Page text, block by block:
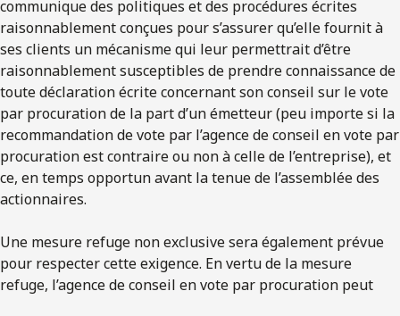
communique des politiques et des procédures écrites
raisonnablement conçues pour s’assurer qu’elle fournit à
ses clients un mécanisme qui leur permettrait d’être
raisonnablement susceptibles de prendre connaissance de
toute déclaration écrite concernant son conseil sur le vote
par procuration de la part d’un émetteur (peu importe si la
recommandation de vote par l’agence de conseil en vote par
procuration est contraire ou non à celle de l’entreprise), et
ce, en temps opportun avant la tenue de l’assemblée des
actionnaires.
Une mesure refuge non exclusive sera également prévue
pour respecter cette exigence. En vertu de la mesure
refuge, l’agence de conseil en vote par procuration peut